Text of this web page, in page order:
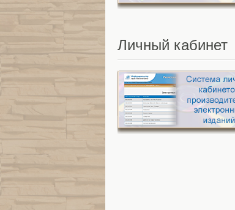
Личный кабинет